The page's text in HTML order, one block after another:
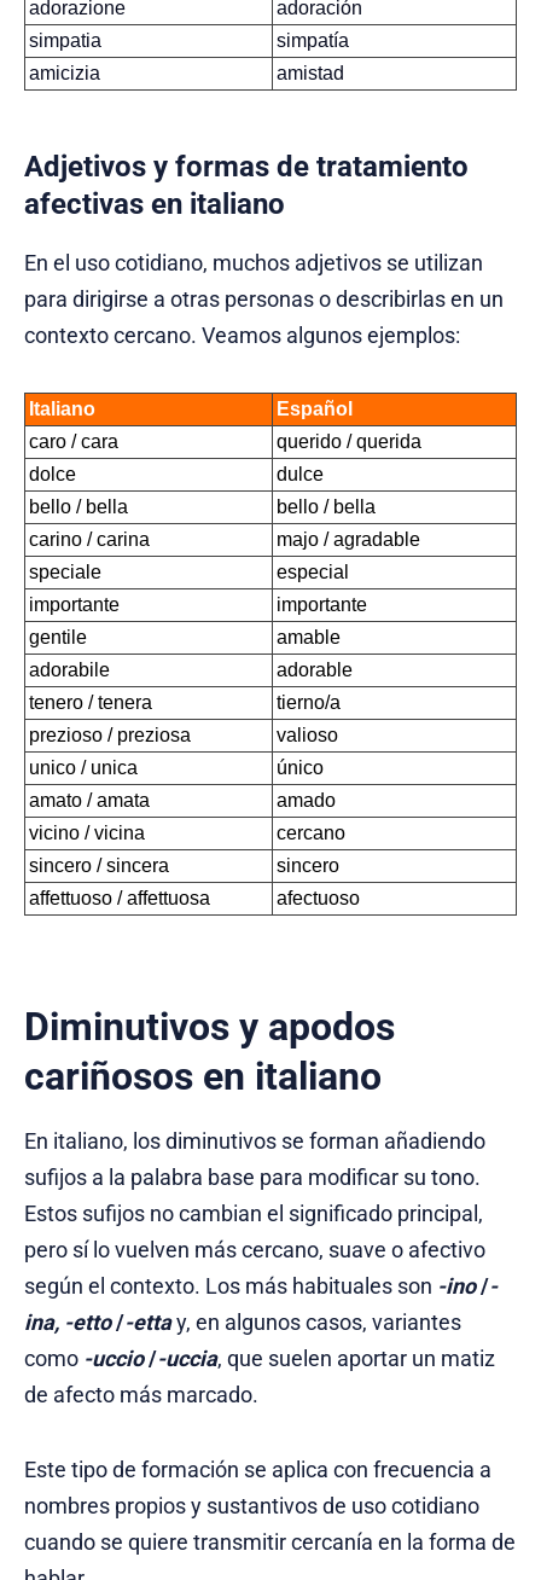
adorazione
adoración
simpatia
simpatía
amicizia
amistad
Adjetivos y formas de tratamiento
afectivas en italiano
En el uso cotidiano, muchos adjetivos se utilizan
para dirigirse a otras personas o describirlas en un
contexto cercano. Veamos algunos ejemplos:
Italiano
Español
caro / cara
querido / querida
dolce
dulce
bello / bella
bello / bella
carino / carina
majo / agradable
speciale
especial
importante
importante
gentile
amable
adorabile
adorable
tenero / tenera
tierno/a
prezioso / preziosa
valioso
unico / unica
único
amato / amata
amado
vicino / vicina
cercano
sincero / sincera
sincero
affettuoso / affettuosa
afectuoso
Diminutivos y apodos
cariñosos en italiano
En italiano, los diminutivos se forman añadiendo
sufijos a la palabra base para modificar su tono.
Estos sufijos no cambian el significado principal,
pero sí lo vuelven más cercano, suave o afectivo
según el contexto. Los más habituales son -ino/-
ina, -etto/-ettay, en algunos casos, variantes
como -uccio/-uccia, que suelen aportar un matiz
de afecto más marcado.
Este tipo de formación se aplica con frecuencia a
nombres propios y sustantivos de uso cotidiano
cuando se quiere transmitir cercanía en la forma de